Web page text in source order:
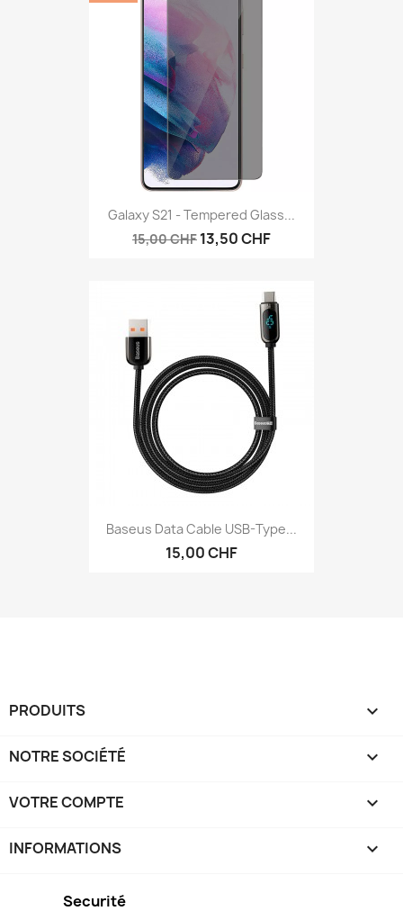
Galaxy S21 - Tempered Glass...
15,00 CHF 13,50 CHF
Baseus Data Cable USB-Type...
15,00 CHF
PRODUITS 
NOTRE SOCIÉTÉ 
VOTRE COMPTE 
INFORMATIONS keyboard_arrow_down
Securité